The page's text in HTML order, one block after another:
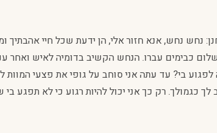
נחש, אנא חזור אלי, הן ידעת שכל חיי אהבתיך
כבימים עברו. הנחש הקשיב בדומיה לאיש
בי? עד עתה אני סוחב על גופי את פצעי
כגמולך. רק כך אני יכול להיות רגוע כי לא תפגע בי